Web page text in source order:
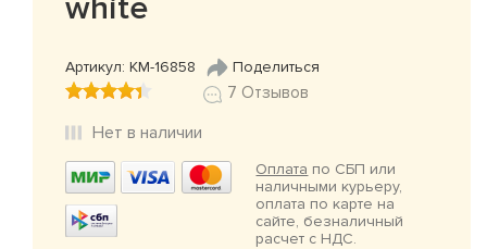
white
Артикул: КМ-16858 Поделиться
7 Отзывов
Нет в наличии
Оплата по СБП или
наличными курьеру,
оплата по карте на
сайте, безналичный
расчет с НДС.